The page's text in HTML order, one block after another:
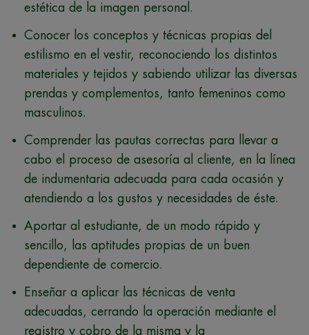
estética de la imagen personal.
Conocer los conceptos y técnicas propias del
estilismo en el vestir, reconociendo los distintos
materiales y tejidos y sabiendo utilizar las diversas
prendas y complementos, tanto femeninos como
masculinos.
Comprender las pautas correctas para llevar a
cabo el proceso de asesoría al cliente, en la línea
de indumentaria adecuada para cada ocasión y
atendiendo a los gustos y necesidades de éste.
Aportar al estudiante, de un modo rápido y
sencillo, las aptitudes propias de un buen
dependiente de comercio.
Enseñar a aplicar las técnicas de venta
adecuadas, cerrando la operación mediante el
registro y cobro de la misma y la